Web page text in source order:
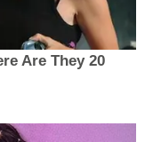
Are They 20